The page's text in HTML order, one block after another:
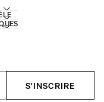
S'INSCRIRE